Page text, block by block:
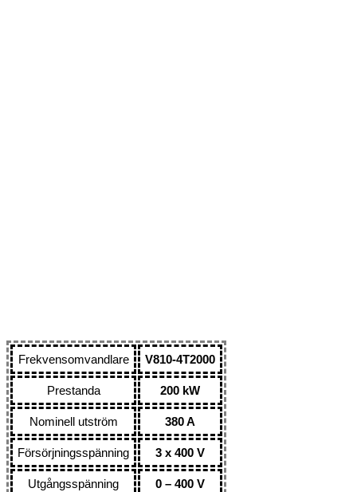
Frekvensomvandlare V810-4T2000
Prestanda 200 kW
Nominell utström 380 A
Försörjningsspänning 3 x 400 V
Utgångsspänning 0 – 400 V